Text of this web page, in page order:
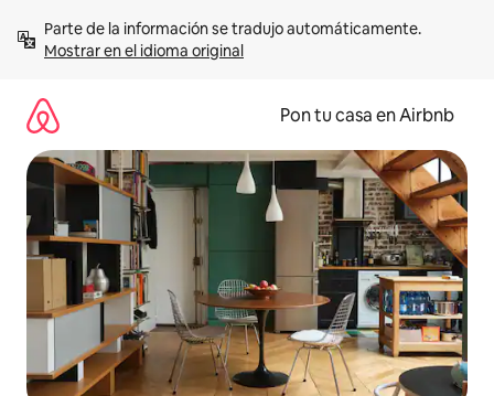
contenidoMostrar en el idioma original
Pon tu casa en Airbnb